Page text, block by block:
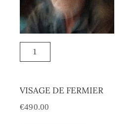
VISAGE DE FERMIER
€490.00